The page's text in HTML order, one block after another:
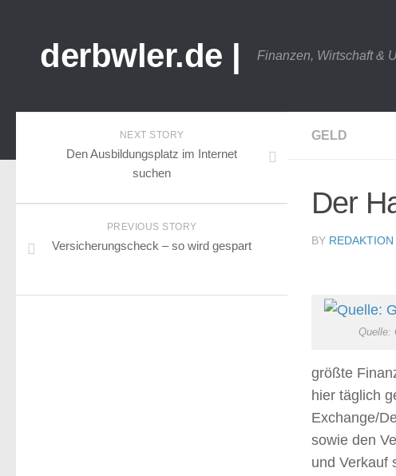
derbwler.de | Finanzen, Wirtschaft &
GELD
Der
BY REDAKTION
Quelle:
größte
hier täglich
Exchange/
sowie den
und Verkauf
NEXT STORY
Den Ausbildungsplatz im Internet
suchen
PREVIOUS STORY
Versicherungscheck – so wird gespart